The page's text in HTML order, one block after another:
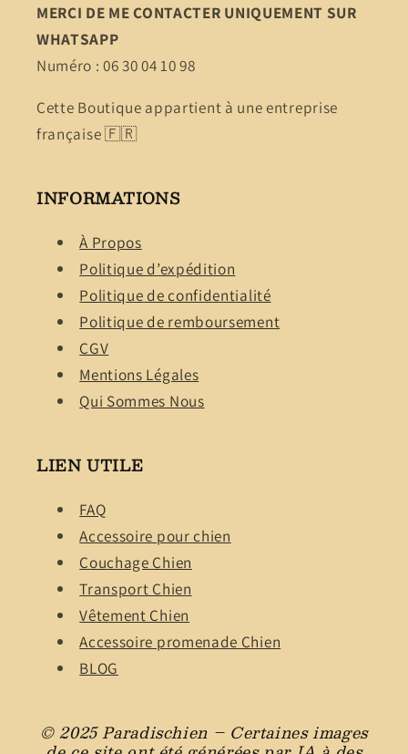
MERCI DE ME CONTACTER UNIQUEMENT SUR
WHATSAPP
Numéro : 06 30 04 10 98
Cette Boutique appartient à une entreprise
française 🇫🇷
INFORMATIONS
À Propos
Politique d’expédition
Politique de confidentialité
Politique de remboursement
CGV
Mentions Légales
Qui Sommes Nous
LIEN UTILE
FAQ
Accessoire pour chien
Couchage Chien
Transport Chien
Vêtement Chien
Accessoire promenade Chien
BLOG
© 2025 Paradischien – Certaines images